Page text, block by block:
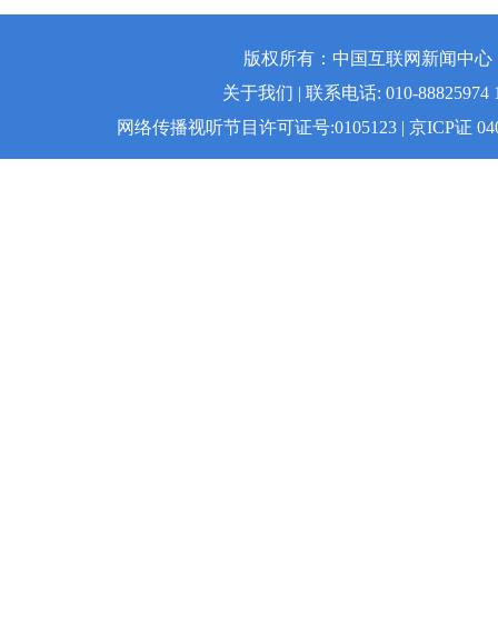
版权所有：中国互联网新闻中
关于我们 | 联系电话: 010-88825974
网络传播视听节目许可证号:0105123 | 京ICP证